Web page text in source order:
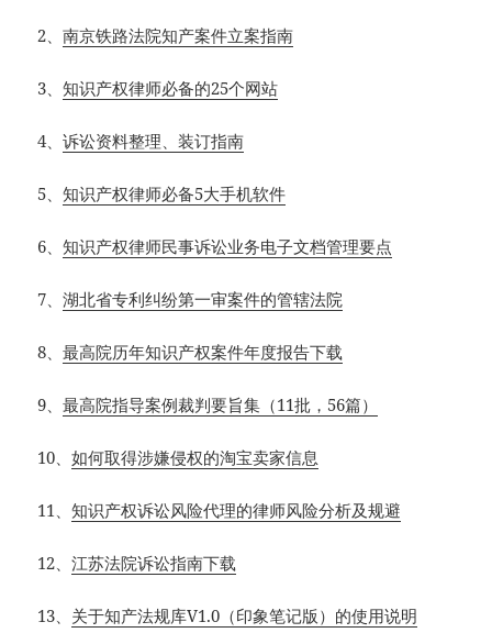
2、南京铁路法院知产案件立案指南
3、知识产权律师必备的25个网站
4、诉讼资料整理、装订指南
5、知识产权律师必备5大手机软件
6、知识产权律师民事诉讼业务电子文档管理要点
7、湖北省专利纠纷第一审案件的管辖法院
8、最高院历年知识产权案件年度报告下载
9、最高院指导案例裁判要旨集（11批，56篇）
10、如何取得涉嫌侵权的淘宝卖家信息
11、知识产权诉讼风险代理的律师风险分析及规避
12、江苏法院诉讼指南下载
13、 关于知产法规库V1.0（印象笔记版）的使用说明